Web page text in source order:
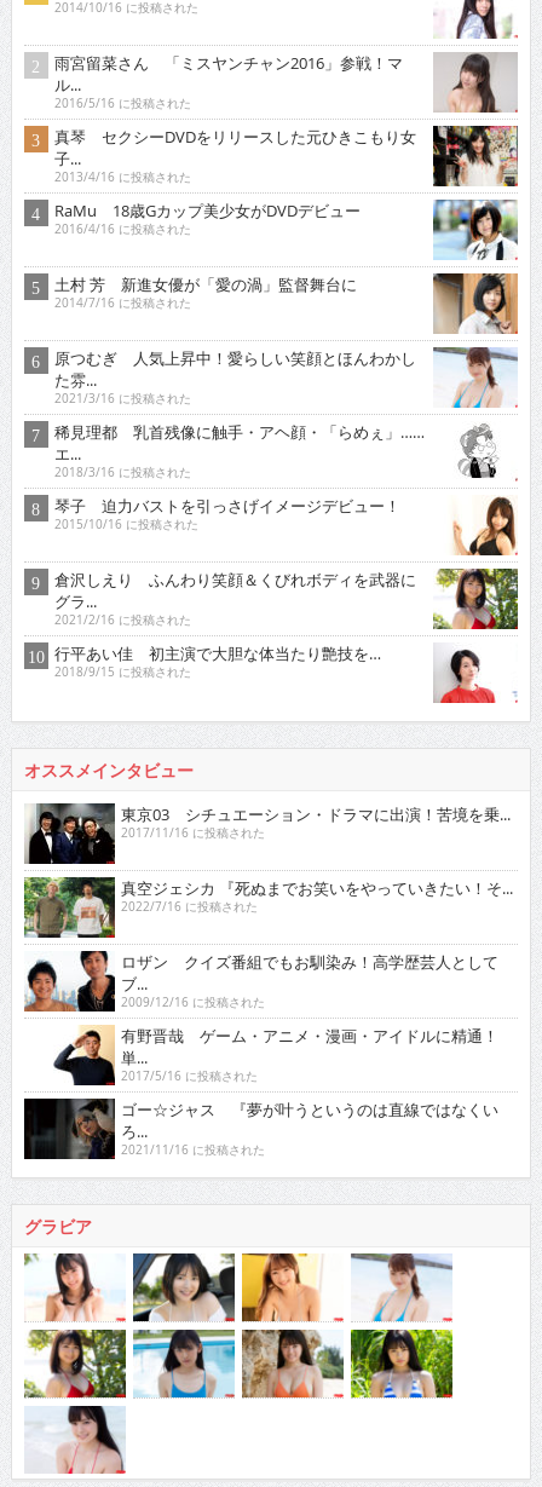
2014/10/16 に投稿された
雨宮留菜さん 「ミスヤンチャン2016」参戦！マ
ル...
2016/5/16 に投稿された
真琴 セクシーDVDをリリースした元ひきこもり女
子...
2013/4/16 に投稿された
RaMu 18歳Gカップ美少女がDVDデビュー
2016/4/16 に投稿された
土村 芳 新進女優が「愛の渦」監督舞台に
2014/7/16 に投稿された
原つむぎ 人気上昇中！愛らしい笑顔とほんわかし
た雰...
2021/3/16 に投稿された
稀見理都 乳首残像に触手・アヘ顔・「らめぇ」……
エ...
2018/3/16 に投稿された
琴子 迫力バストを引っさげイメージデビュー！
2015/10/16 に投稿された
倉沢しえり ふんわり笑顔＆くびれボディを武器に
グラ...
2021/2/16 に投稿された
行平あい佳 初主演で大胆な体当たり艶技を…
2018/9/15 に投稿された
オススメインタビュー
東京03 シチュエーション・ドラマに出演！苦境を乗...
2017/11/16 に投稿された
真空ジェシカ 『死ぬまでお笑いをやっていきたい！そ...
2022/7/16 に投稿された
ロザン クイズ番組でもお馴染み！高学歴芸人として
ブ...
2009/12/16 に投稿された
有野晋哉 ゲーム・アニメ・漫画・アイドルに精通！
単...
2017/5/16 に投稿された
ゴー☆ジャス 『夢が叶うというのは直線ではなくい
ろ...
2021/11/16 に投稿された
グラビア